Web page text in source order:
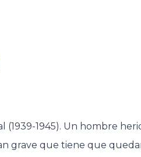
(1939-1945). Un hombre
grave que tiene que